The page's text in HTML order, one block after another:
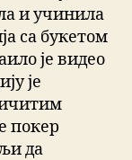
и учинила
са букетом
је видео
је
покер
да